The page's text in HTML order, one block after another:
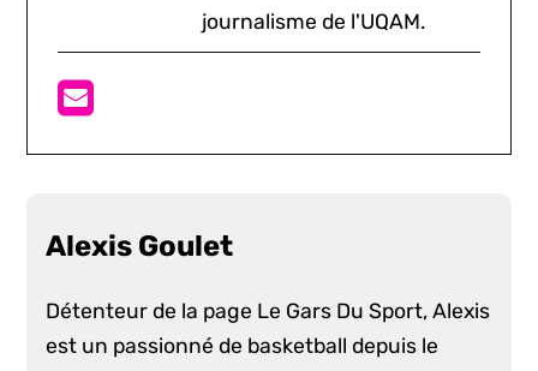
journalisme de l'UQAM.
Alexis Goulet
Détenteur de la page Le Gars Du Sport, Alexis
est un passionné de basketball depuis le